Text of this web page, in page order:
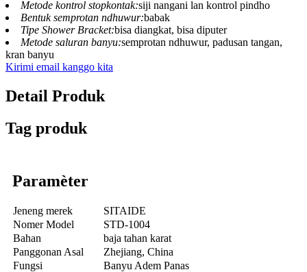
Metode kontrol stopkontak:siji nangani lan kontrol pindho
Bentuk semprotan ndhuwur:babak
Tipe Shower Bracket:bisa diangkat, bisa diputer
Metode saluran banyu:semprotan ndhuwur, padusan tangan,
kran banyu
Kirimi email kanggo kita
Detail Produk
Tag produk
Paramèter
Jeneng merek
SITAIDE
Nomer Model
STD-1004
Bahan
baja tahan karat
Panggonan Asal
Zhejiang, China
Fungsi
Banyu Adem Panas